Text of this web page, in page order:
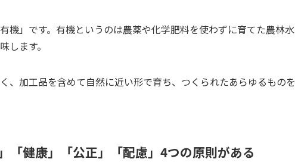
機」です。有機というのは農薬や化学肥料を使わずに育てた農林水
します。
、加工品を含めて自然に近い形で育ち、つくられたあらゆるものを
「健康」「公正」「配慮」4つの原則がある